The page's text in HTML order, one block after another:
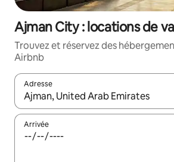
Ajman City : locations de
Trouvez et réservez des
Airbnb
Adresse
Lorsque les résultats s'affichent,
Arrivée